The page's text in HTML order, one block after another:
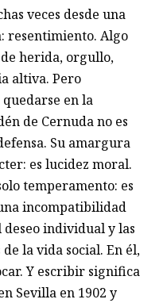
veces desde una
resentimiento. Algo
herida, orgullo,
altiva. Pero
en la
de Cernuda no es
Su amargura
es lucidez moral.
temperamento: es
incompatibilidad
individual y las
la vida social. En él,
Y escribir significa
Sevilla en 1902 y